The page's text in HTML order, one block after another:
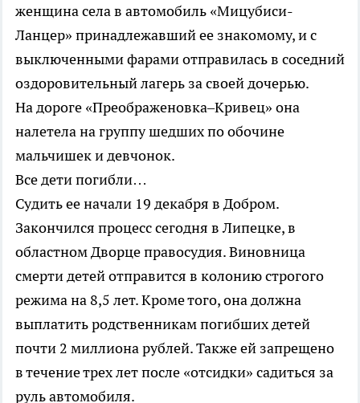
женщина села в автомобиль «Мицубиси-
Ланцер» принадлежавший ее знакомому, и с
выключенными фарами отправилась в соседний
оздоровительный лагерь за своей дочерью.
На дороге «Преображеновка–Кривец» она
налетела на группу шедших по обочине
мальчишек и девчонок.
Все дети погибли…
Судить ее начали 19 декабря в Добром.
Закончился процесс сегодня в Липецке, в
областном Дворце правосудия. Виновница
смерти детей отправится в колонию строгого
режима на 8,5 лет. Кроме того, она должна
выплатить родственникам погибших детей
почти 2 миллиона рублей. Также ей запрещено
в течение трех лет после «отсидки» садиться за
руль автомобиля.